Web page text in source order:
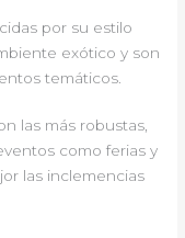
por su estilo
exótico y son
temáticos.
las más robustas,
como ferias y
las inclemencias